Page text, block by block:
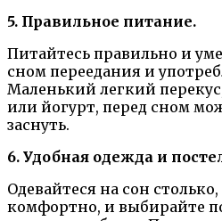
5. Правильное питание.
Питайтесь правильно и
сном переедания и
Маленький легкий
или йогурт, перед сном
заснуть.
6. Удобная одежда и
Одевайтеся на сон
комфортно, и выбирайте